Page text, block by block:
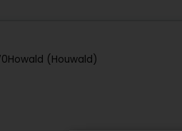
Howald (Houwald)